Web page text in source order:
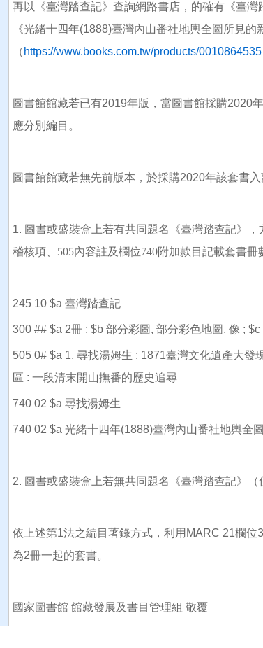
再以《臺灣踏查記》查詢網路書店，的確有《臺
《光緒十四年(1888)臺灣內山番社地輿全圖所見
（ https://www.books.com.tw/products/0010864535
圖書館館藏若已有2019年版，當圖書館採購2020
應分別編目。
圖書館館藏若無先前版本，於採購2020年該套書
1. 圖書或盛裝盒上若有共同題名《臺灣踏查記》
稽核項、505內容註及欄位740附加款目記載套書冊
245 10 $a 臺灣踏查記
300 ## $a 2冊 : $b 部分彩圖, 部分彩色地圖, 像 ; $c
505 0# $a 1, 尋找湯姆生 : 1871臺灣文化遺產大
區 : 一段清末開山撫番的歷史追尋
740 02 $a 尋找湯姆生
740 02 $a 光緒十四年(1888)臺灣內山番社地輿全
2. 圖書或盛裝盒上若無共同題名《臺灣踏查記》
依上述第1法之編目著錄方式，利用MARC 21欄
為2冊一起的套書。
國家圖書館 館藏發展及書目管理組 敬覆